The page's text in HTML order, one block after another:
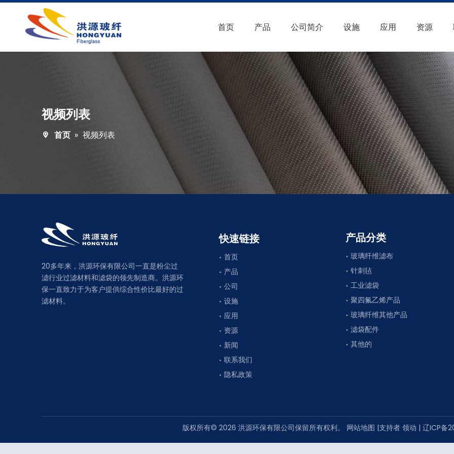
首页 产品 公司简介 设施 应用 资源
视频列表
首页 » 视频列表
20多年来，洪源环保有限公司一直是粉尘过
滤行业过滤材料和滤袋的领先制造商。洪源环
保一直致力于为客户提供综合性价比最好的过
滤材料。
快速链接
首页
产品
公司
设施
应用
资源
新闻
联系我们
隐私政策
产品分类
玻璃纤维滤布
针刺毡
工业滤袋
聚四氟乙烯产品
玻璃纤维其他产品
滤袋配件
其他的
版权所有© 2026 洪源环保有限公司保留所有权利。 网站地图 |支持者 领动 | 辽ICP备